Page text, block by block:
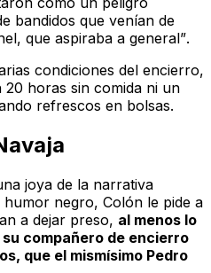
bandidos que venían de
que aspiraba a general”.
condiciones del encierro,
horas sin comida ni un
refrescos en bolsas.
joya de la narrativa
negro, Colón le pide a
a dejar preso, al menos lo
compañero de encierro
que el mismísimo Pedro